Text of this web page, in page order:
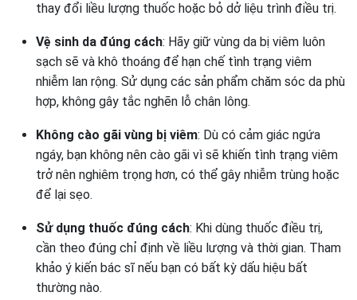
thay đổi liều lượng thuốc hoặc bỏ dở liệu trình điều trị.
Vệ sinh da đúng cách: Hãy giữ vùng da bị viêm luôn
sạch sẽ và khô thoáng để hạn chế tình trạng viêm
nhiễm lan rộng. Sử dụng các sản phẩm chăm sóc da phù
hợp, không gây tắc nghẽn lỗ chân lông.
Không cào gãi vùng bị viêm: Dù có cảm giác ngứa
ngáy, bạn không nên cào gãi vì sẽ khiến tình trạng viêm
trở nên nghiêm trọng hơn, có thể gây nhiễm trùng hoặc
để lại sẹo.
Sử dụng thuốc đúng cách: Khi dùng thuốc điều trị,
cần theo đúng chỉ định về liều lượng và thời gian. Tham
khảo ý kiến bác sĩ nếu bạn có bất kỳ dấu hiệu bất
thường nào.